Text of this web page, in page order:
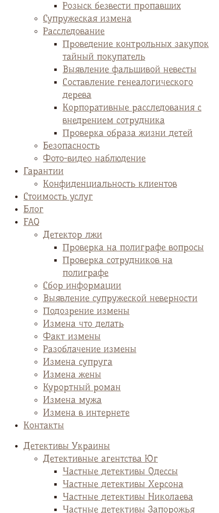
Розыск безвести пропавших
Супружеская измена
Расследование
Проведение контрольных закупок
тайный покупатель
Выявление фальшивой невесты
Cоставление генеалогического
дерева
Корпоративные расследования с
внедрением сотрудника
Проверка образа жизни детей
Безопасность
Фото-видео наблюдение
Гарантии
Конфиденциальность клиентов
Стоимость услуг
Блог
FAQ
Детектор лжи
Проверка на полиграфе вопросы
Проверка сотрудников на
полиграфе
Сбор информации
Выявление супружеской неверности
Подозрение измены
Измена что делать
Факт измены
Разоблачение измены
Измена супруга
Измена жены
Курортный роман
Измена мужа
Измена в интернете
Контакты
Детективы Украины
Детективные агентства Юг
Частные детективы Одессы
Частные детективы Херсона
Частные детективы Николаева
Частные детективы Запорожья